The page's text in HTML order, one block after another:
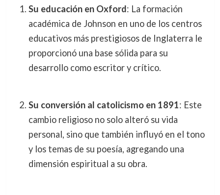
Su educación en Oxford: La formación
académica de Johnson en uno de los centros
educativos más prestigiosos de Inglaterra le
proporcionó una base sólida para su
desarrollo como escritor y crítico.
Su conversión al catolicismo en 1891: Este
cambio religioso no solo alteró su vida
personal, sino que también influyó en el tono
y los temas de su poesía, agregando una
dimensión espiritual a su obra.